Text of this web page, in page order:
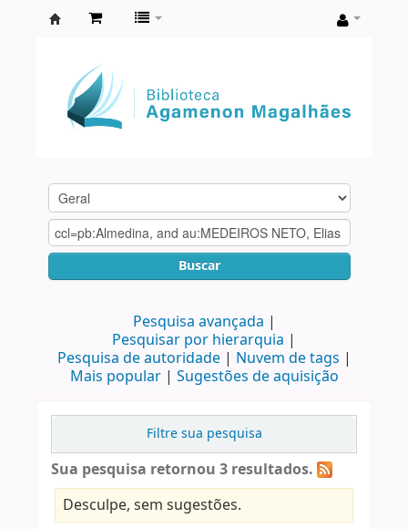
Agamenon
Magalhães
Buscar
Pesquisa avançada
Pesquisar por hierarquia
Pesquisa de autoridade
Nuvem de tags
Mais popular
Sugestões de aquisição
Filtre sua pesquisa
Sua pesquisa retornou 3 resultados.
Desculpe, sem sugestões.